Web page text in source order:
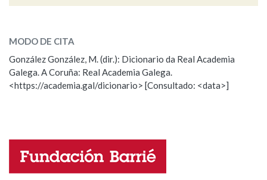
ESCOLLE UNHA OPCIÓN:
Observación Hai un erro na palabra
Propoño mellorar a definición
Nome
MODO DE CITA
González González, M. (dir.): Dicionario da Real Academia
Galega. A Coruña: Real Academia Galega.
<https://academia.gal/dicionario> [Consultado: <data>]